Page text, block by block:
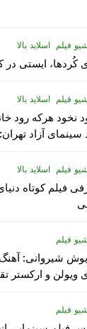
فیلم اسلاید بالا
کُردها، ایستی در
فیلم اسلاید بالا
نخود هرکه رود
سینمای آزاد
فیلم اسلاید بالا
فیلم کوتاه
فیلم
شیروانی:
ویولن و ارکستر
فیلم